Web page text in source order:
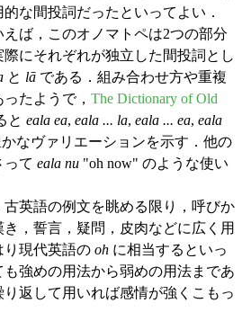
な間投詞だったといってよい．
ば，このオノマトペは2つの部分
にそれぞれが独立した間投詞とし
と lā である．組み合わせ方や重複
たようで， The Dictionary of Old
と eala ea, eala ... la, eala ... ea, eala
なヴァリエーションを示す．他の
って eala nu "oh now" のような使い
英語の例文を眺める限り，呼びか
，誓言，疑問，皮肉などに広く用
り現代英語の oh に相当するといっ
強めの用法から弱めの用法まであ
り返して用いれば感情が強くこもっ